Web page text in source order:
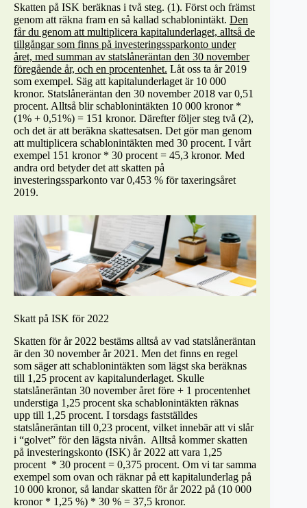
Skatten på ISK beräknas i två steg. (1). Först och främst
genom att räkna fram en så kallad schablonintäkt. Den
får du genom att multiplicera kapitalunderlaget, alltså de
tillgångar som finns på investeringssparkonto under
året, med summan av statslåneräntan den 30 november
föregående år, och en procentenhet. Låt oss ta år 2019
som exempel. Säg att kapitalunderlaget är 10 000
kronor. Statslåneräntan den 30 november 2018 var 0,51
procent. Alltså blir schablonintäkten 10 000 kronor *
(1% + 0,51%) = 151 kronor. Därefter följer steg två (2),
och det är att beräkna skattesatsen. Det gör man genom
att multiplicera schablonintäkten med 30 procent. I vårt
exempel 151 kronor * 30 procent = 45,3 kronor. Med
andra ord betyder det att skatten på
investeringssparkonto var 0,453 % för taxeringsåret
2019.
Skatt på ISK för 2022
Skatten för år 2022 bestäms alltså av vad statslåneräntan
är den 30 november år 2021. Men det finns en regel
som säger att schablonintäkten som lägst ska beräknas
till 1,25 procent av kapitalunderlaget. Skulle
statslåneräntan 30 november året före + 1 procentenhet
understiga 1,25 procent ska schablonintäkten räknas
upp till 1,25 procent. I torsdags fastställdes
statslåneräntan till 0,23 procent, vilket innebär att vi slår
i “golvet” för den lägsta nivån. Alltså kommer skatten
på investeringskonto (ISK) år 2022 att vara 1,25
procent * 30 procent = 0,375 procent. Om vi tar samma
exempel som ovan och räknar på ett kapitalunderlag på
10 000 kronor, så landar skatten för år 2022 på (10 000
kronor * 1,25 %) * 30 % = 37,5 kronor.